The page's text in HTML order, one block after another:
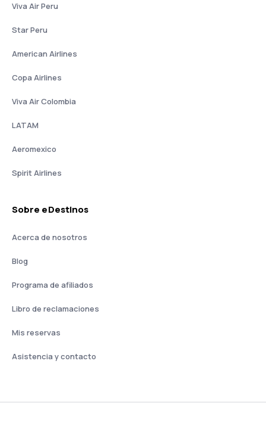
Viva Air Peru
Star Peru
American Airlines
Copa Airlines
Viva Air Colombia
LATAM
Aeromexico
Spirit Airlines
Sobre eDestinos
Acerca de nosotros
Blog
Programa de afiliados
Libro de reclamaciones
Mis reservas
Asistencia y contacto